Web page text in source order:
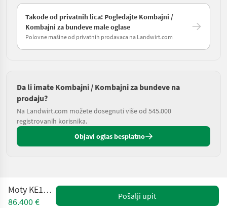
Takođe od privatnih lica: Pogledajte Kombajni /
Kombajni za bundeve male oglase
Polovne mašine od privatnih prodavaca na Landwirt.com
Da li imate Kombajni / Kombajni za bundeve na
prodaju?
Na Landwirt.com možete dosegnuti više od 545.000
registrovanih korisnika.
Objavi oglas besplatno
Moty KE1800 MS
86.400 €
Pošalji upit